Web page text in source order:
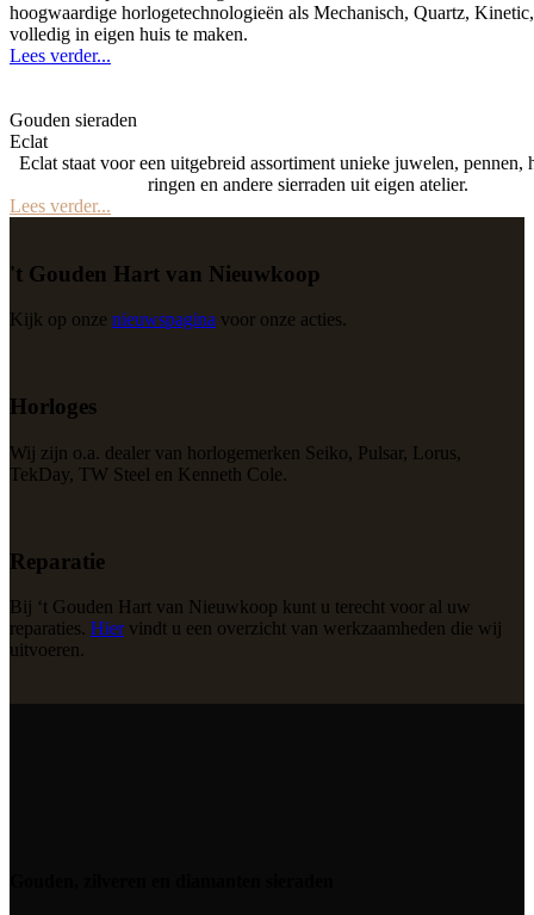
hoogwaardige horlogetechnologieën als Mechanisch, Quartz,
volledig in eigen huis te maken.
Lees verder...
Gouden sieraden
Eclat
Eclat staat voor een uitgebreid assortiment unieke juwelen, pennen,
ringen en andere sierraden uit eigen atelier.
Lees verder...
't Gouden Hart van Nieuwkoop
Kijk op onze nieuwspagina voor onze acties.
Horloges
Wij zijn o.a. dealer van horlogemerken Seiko, Pulsar, Lorus,
TekDay, TW Steel en Kenneth Cole.
Reparatie
Bij ‘t Gouden Hart van Nieuwkoop kunt u terecht voor al uw
reparaties. Hiervindt u een overzicht van werkzaamheden die wij
uitvoeren.